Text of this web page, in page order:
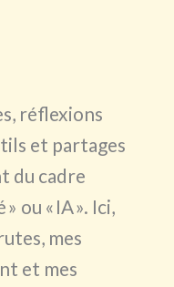
réflexions
et partages
du cadre
ou « IA ». Ici,
mes
et mes